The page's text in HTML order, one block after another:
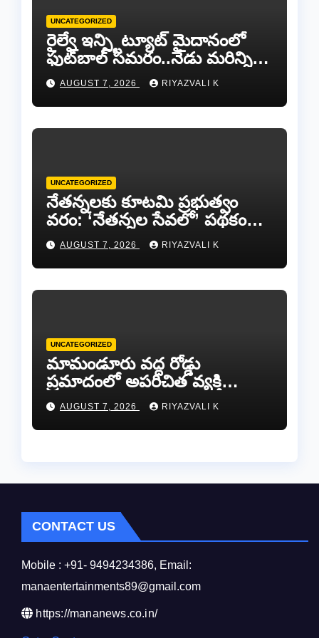
UNCATEGORIZED
రైల్వే ఇన్స్టిట్యూట్ మైదానంలో
ఫుట్‌బాల్ సమరం..నేడు మరిన్ని
జట్లు సిద్ధం!.
AUGUST 7, 2026 RIYAZVALI K
UNCATEGORIZED
​నేతన్నలకు కూటమి ప్రభుత్వం
వరం: ‘నేతన్నల సేవలో’ పథకం
ద్వారా ఏటా ₹25,000 ఆర్థిక
సాయం!
AUGUST 7, 2026 RIYAZVALI K
UNCATEGORIZED
​మామండూరు వద్ద రోడ్డు
ప్రమాదంలో అపరిచిత వ్యక్తి
మృతి…సమాచారం తెలిస్తే
రేణిగుంట పోలీసులను
సంప్రదించండి.
AUGUST 7, 2026 RIYAZVALI K
CONTACT US
Mobile : +91- 9494234386, Email:
manaentertainments89@gmail.com
https://mananews.co.in/